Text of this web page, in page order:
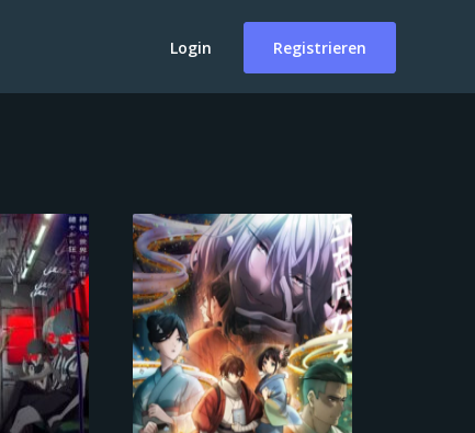
Login Registrieren